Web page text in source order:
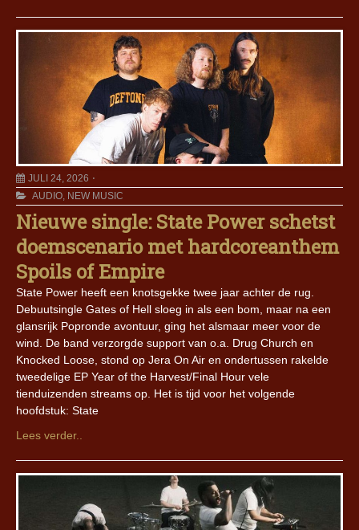
JULI 24, 2026
AUDIO, NEW MUSIC
Nieuwe single: State Power schetst
doemscenario met hardcoreanthem
Spoils of Empire
State Power heeft een knotsgekke twee jaar achter de rug.
Debuutsingle Gates of Hell sloeg in als een bom, maar na een
glansrijk Popronde avontuur, ging het alsmaar meer voor de
wind. De band verzorgde support van o.a. Drug Church en
Knocked Loose, stond op Jera On Air en ondertussen rakelde
tweedelige EP Year of the Harvest/Final Hour vele
tienduizenden streams op. Het is tijd voor het volgende
hoofdstuk: State
Lees verder..